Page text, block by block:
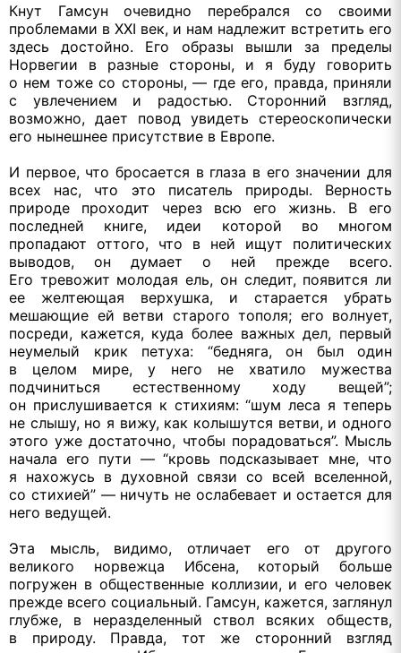
Кнут Гамсун очевидно перебралсясо своими
проблемами в XXI век, и нам надлежит встретить его
здесь достойно. Его образы вышли за пределы
Норвегии в разные стороны, и я буду говорить
о нем тожесо стороны,— где его, правда, приняли
с увлечением
и радостью. Сторонний взгляд,
возможно, дает повод увидеть стереоскопически
его нынешнее присутствие в Европе.
И первое, что бросается в глаза в его значении для
всех нас, что это писатель природы. Верность
природе проходит через всю его жизнь. В его
последней книге, идеи которой во многом
пропадают оттого, что в ней ищут политических
выводов, он думает о ней прежде всего.
Его тревожит молодая ель, он следит, появится ли
ее желтеющая верхушка, и старается убрать
мешающие ей ветви старого тополя; его волнует,
посреди, кажется, куда более важных дел, первый
неумелый крик петуха: “бедняга, он былодин
в целом мире, у него не хватило мужества
подчиниться естественному ходу вещей”;
он прислушивается к стихиям:“шум леса я теперь
не слышу,но я вижу,как колышутся ветви, и одного
этого уже достаточно, чтобы порадоваться”. Мысль
начала его пути — “кровь подсказывает мне, что
я нахожусь в духовной связисо всей вселенной,
со стихией”— ничуть не ослабевает и остается для
него ведущей.
Эта мысль, видимо, отличает егоот другого
великого норвежца Ибсена, который больше
погружен в общественныеколлизии, и его человек
прежде всего социальный. Гамсун, кажется, заглянул
глубже, в неразделенный ствол всяких обществ,
в природу. Правда, тот же сторонний взгляд